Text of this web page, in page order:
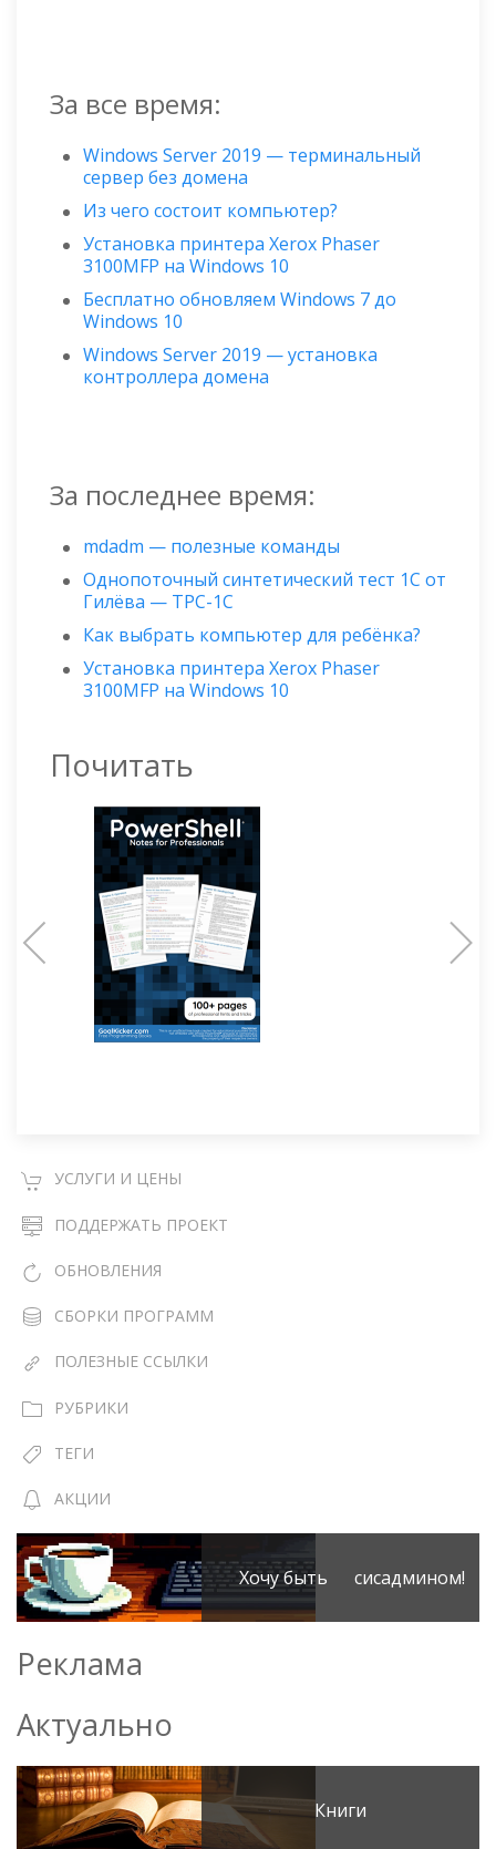
За все время:
Windows Server 2019 — терминальный
сервер без домена
Из чего состоит компьютер?
Установка принтера Xerox Phaser
3100MFP на Windows 10
Бесплатно обновляем Windows 7 до
Windows 10
Windows Server 2019 — установка
контроллера домена
За последнее время:
mdadm — полезные команды
Однопоточный синтетический тест 1С от
Гилёва — TPC-1C
Как выбрать компьютер для ребёнка?
Установка принтера Xerox Phaser
3100MFP на Windows 10
Почитать
УСЛУГИ И ЦЕНЫ
ПОДДЕРЖАТЬ ПРОЕКТ
ОБНОВЛЕНИЯ
СБОРКИ ПРОГРАММ
ПОЛЕЗНЫЕ ССЫЛКИ
РУБРИКИ
ТЕГИ
АКЦИИ
Хочу быть сисадмином!
Реклама
Актуально
Книги